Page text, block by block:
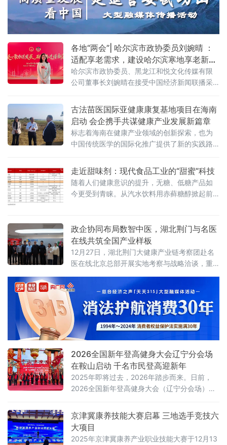
各地“两会”| 哈尔滨市政协委员刘婉晴 ：
适配享老需求，建设哈尔滨寒地享老新模
式
哈尔滨市政协委员、黑龙江和悦文化传媒有限
公司董事长刘婉晴在接受中国经济新闻联播采
型，适配享老需求建设哈尔滨寒地享老新模式
的建议。
古法苗医国际亚健康康复基地项目在海南
启动 会企携手共谋健康产业发展新篇章
标志着海南在健康产业领域的创新探索，也为
中国传统医学的国际化推广提供了新的实践路
具有国际影响力的健康康复示范基地。
走近甜味剂：现代食品工业的“甜蜜”科技
随着人们健康意识的提升，无糖、低糖产品如
今更受到青睐。从汽水饮料用赤藓糖醇掀起前
命，正悄然改变着我们的生活方式。健康中国
行动推进委员会印发《健康中国行动（2019—
2030年）》中建议，居民蔗糖的摄入量每人每
天不超过25克。
政企协同布局数智中医，湖北荆门与名医
在线共筑全国产业样板
12月27日，湖北荆门大健康产业链考察团赴名
医在线北京总部开展实地考察与战略洽谈，重
（含国医大师、全国名中医、青年医生及AI医
生）运营、人工智能医疗技术应用、优质医疗
资源整合等核心议题深入交流，并在“AI+医疗健
康”赋能基层中医、中医全球化推广、大健康产
业协同发展等领域达成多项共识。
2026全国新年登高健身大会辽宁分会场
在鞍山启动 千名市民登高迎新年
2025年即将过去，2026年踏步而来。日前，
2026全国新年登高健身大会（辽宁分会场）
在辽宁千山老院子举行，千名登山爱好者登高
揽胜，辞旧迎新，乐享千山冬日美景，尽情享
受冰雪运动的独特魅力。
京津冀康养技能大赛启幕 三地选手竞技六
大项目
2025年京津冀康养产业职业技能大赛于12月13